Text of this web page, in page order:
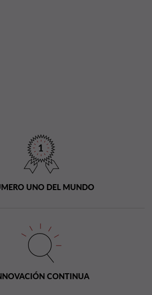
UNO DEL MUNDO
CONTINUA